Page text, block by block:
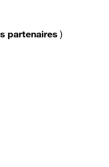
partenaires )